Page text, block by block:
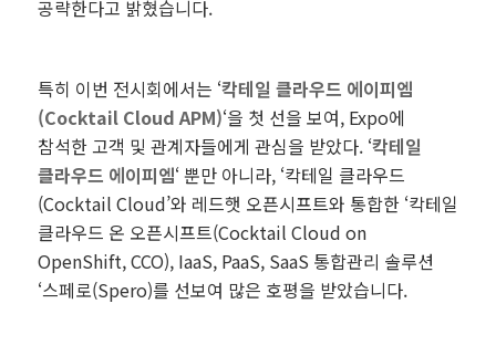
공략한다고 밝혔습니다.
특히 이번 전시회에서는 ‘칵테일 클라우드 에이피엠
(Cocktail Cloud APM)‘을 첫 선을 보여, Expo에
참석한 고객 및 관계자들에게 관심을 받았다. ‘칵테일
클라우드 에이피엠‘ 뿐만 아니라, ‘칵테일 클라우드
(Cocktail Cloud’와 레드햇 오픈시프트와 통합한 ‘칵테일
클라우드 온 오픈시프트(Cocktail Cloud on
OpenShift, CCO), IaaS, PaaS, SaaS 통합관리 솔루션
‘스페로(Spero)를 선보여 많은 호평을 받았습니다.